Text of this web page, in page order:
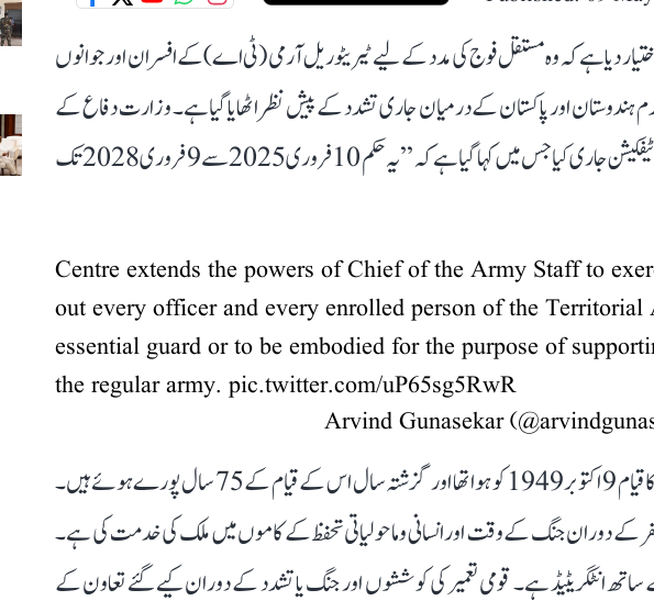
دیا ہے کہ وہ مستقل فوج کی مدد کے لیے ٹیریٹوریل آرمی (ٹی اے) کے افسران اور جوانوں
ہندوستان اور پاکستان کے درمیان جاری تشدد کے پیش نظر اٹھایا گیا ہے۔ وزارت دفاع کے
محکمہ فوجی امور نے 6 مئی کو ایک نوٹیفکیشن جاری کیا جس میں کہا گیا ہے کہ ’’یہ حکم 10 فروری 2025 سے 9 فروری 2028 تک
Centre extends the powers of Chief of the Army Staff to
out every officer and every enrolled person of the
essential guard or to be embodied for the purpose of
the regular army. pic.twitter.com/uP65sg5RwR
قابل ذکر ہے کہ ٹیریٹوریل آرمی کا قیام 9 اکتوبر 1949 کو ہوا تھا اور گزشتہ سال اس کے قیام کے 75 سال پورے ہوئے ہیں۔
کے دوران جنگ کے وقت اور انسانی و ماحولیاتی تحفظ کے کاموں میں ملک کی خدمت کی ہے۔
انٹگریٹیڈ ہے۔ قومی تعمیر کی کوششوں اور جنگ یا تشدد کے دوران کیے گئے تعاون کے